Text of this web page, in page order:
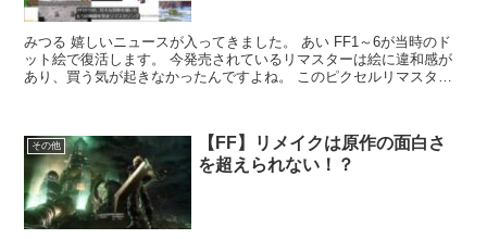
みつる 嬉しいニュースが入ってきました。 あい FF1～6が当時のド
ット絵で復活します。 今発売されているリマスターは絵に違和感が
あり、買う気が起きなかったんですよね。 このピクセルリマスター
その他
【FF】リメイクは原作の面白さ
を超えられない！？